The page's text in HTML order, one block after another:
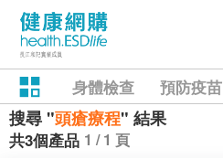
身體檢查 預防疫苗
搜尋 "頭瘡療程" 結果
共3個產品 1 / 1 頁